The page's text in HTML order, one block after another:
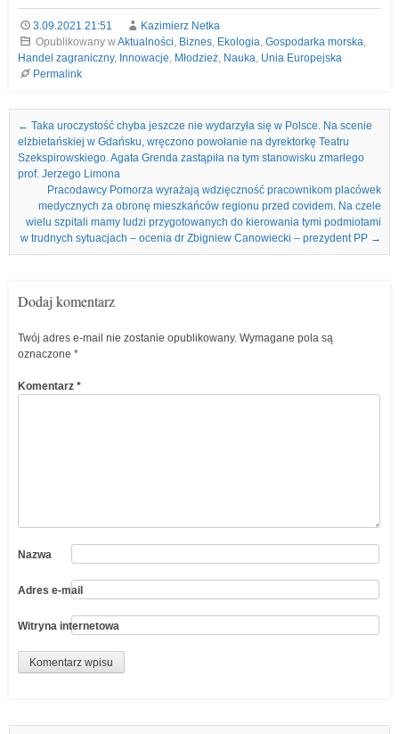
3.09.2021 21:51
Kazimierz Netka
Opublikowany wAktualności, Biznes, Ekologia, Gospodarka morska,
Handel zagraniczny, Innowacje, Młodzież, Nauka, Unia Europejska
Permalink
Nawigacja we wpisach
← Taka uroczystość chyba jeszcze nie wydarzyła się w Polsce. Na scenie
elżbietańskiej w Gdańsku, wręczono powołanie na dyrektorkę Teatru
Szekspirowskiego. Agata Grenda zastąpiła na tym stanowisku zmarłego
prof. Jerzego Limona
Pracodawcy Pomorza wyrażają wdzięczność pracownikom placówek
medycznych za obronę mieszkańców regionu przed covidem. Na czele
wielu szpitali mamy ludzi przygotowanych do kierowania tymi podmiotami
w trudnych sytuacjach – ocenia dr Zbigniew Canowiecki – prezydent PP →
Dodaj komentarz
Twój adres e-mail nie zostanie opublikowany. Wymagane pola są
oznaczone *
Komentarz *
Nazwa
Adres e-mail
Witryna internetowa